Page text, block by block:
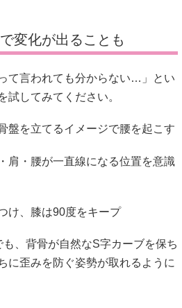
変化が出ることも
て言われても分からない…」とい
試してみてください。
盤を立てるイメージで腰を起こす
肩・腰が一直線になる位置を意識
け、膝は90度をキープ
、背骨が自然なS字カーブを保ち
に歪みを防ぐ姿勢が取れるように